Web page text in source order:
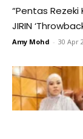
“Pentas Rezeki
JIRIN
Amy Mohd - 30 Apr